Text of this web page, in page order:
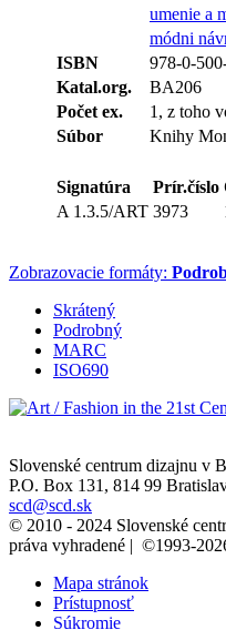
umenie a
módni
ISBN
978-0-
Katal.org.
BA206
Počet ex.
1, z toho
Súbor
Knihy
Signatúra Prír.číslo
A 1.3.5/ART 3973
Zobrazovacie formáty:
Skrátený
Podrobný
MARC
ISO690
Slovenské centrum dizajnu v
P.O. Box 131, 814 99
scd@scd.sk
© 2010 - 2024 Slovenské
práva vyhradené | ©1993-
Mapa stránok
Prístupnosť
Súkromie